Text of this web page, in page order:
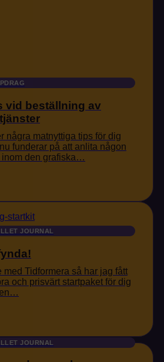
vid beställning av
några matnyttiga tips för dig
funderar på att anlita någon
inom den grafiska…
JOURNAL
med Tidformera så har jag fått
och prisvärt startpaket för dig
JOURNAL